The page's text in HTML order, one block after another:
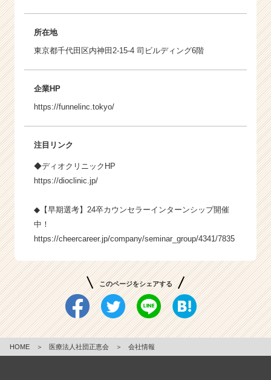
所在地
東京都千代田区内神田2-15-4 司ビルディング6階
企業HP
https://funnelinc.tokyo/
注目リンク
◆ディオクリニックHP
https://dioclinic.jp/
◆【早期選考】24卒カウンセラーインターンシップ開催
中！
https://cheercareer.jp/company/seminar_group/4341/7835
このページをシェアする
HOME ＞ 医療法人社団正恵会 ＞ 会社情報